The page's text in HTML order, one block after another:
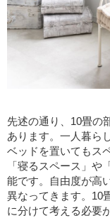
先述の通り、10畳の
あります。一人暮ら
ベッドを置いてもス
「寝るスペース」
能です。自由度が高
異なってきます。10
に分けて考える必要